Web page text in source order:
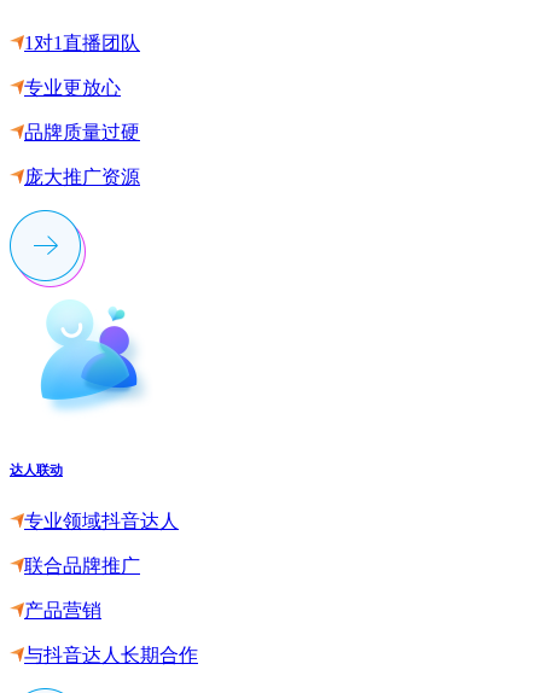
1对1直播团队
专业更放心
品牌质量过硬
庞大推广资源
达人联动
专业领域抖音达人
联合品牌推广
产品营销
与抖音达人长期合作